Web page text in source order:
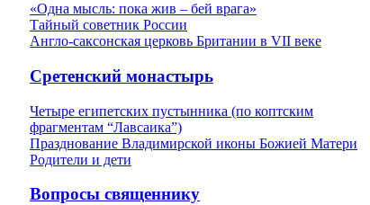
«Одна мысль: пока жив – бей врага»
Тайный советник России
Англо-саксонская церковь Британии в VII веке
Сретенский монастырь
Четыре египетских пустынника (по коптским
фрагментам “Лавсаика”)
Празднование Владимирской иконы Божией Матери
Родители и дети
Вопросы священнику